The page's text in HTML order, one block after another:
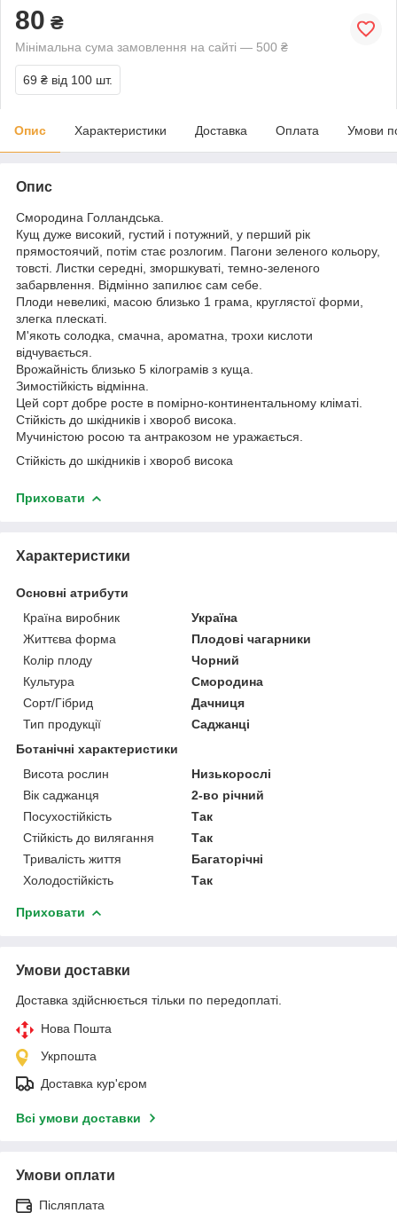
80 ₴
Мінімальна сума замовлення на сайті — 500 ₴
69 ₴ від 100 шт.
Опис Характеристики Доставка Оплата Умови
Опис
Смородина Голландська.
Кущ дуже високий, густий і потужний, у перший рік
прямостоячий, потім стає розлогим. Пагони зеленого кольору,
товсті. Листки середні, зморшкуваті, темно-зеленого
забарвлення. Відмінно запилює сам себе.
Плоди невеликі, масою близько 1 грама, круглястої форми,
злегка плескаті.
М'якоть солодка, смачна, ароматна, трохи кислоти
відчувається.
Врожайність близько 5 кілограмів з куща.
Зимостійкість відмінна.
Цей сорт добре росте в помірно-континентальному кліматі.
Стійкість до шкідників і хвороб висока.
Мучиністою росою та антракозом не уражається.
Стійкість до шкідників і хвороб висока
Приховати
Характеристики
Основні атрибути
Країна виробник
Україна
Життєва форма
Плодові чагарники
Колір плоду
Чорний
Культура
Смородина
Сорт/Гібрид
Дачниця
Тип продукції
Саджанці
Ботанічні характеристики
Висота рослин
Низькорослі
Вік саджанця
2-во річний
Посухостійкість
Так
Стійкість до вилягання
Так
Тривалість життя
Багаторічні
Холодостійкість
Так
Приховати
Умови доставки
Доставка здійснюється тільки по передоплаті.
Нова Пошта
Укрпошта
Доставка кур'єром
Всі умови доставки
Умови оплати
Післяплата